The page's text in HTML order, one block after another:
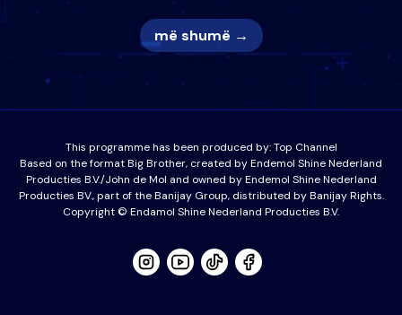
më shumë →
This programme has been produced by:Top Channel
Based on the format Big Brother, created by Endemol Shine Nederland
Producties B.V./John de Mol and owned by Endemol Shine Nederland
Producties BV., part of the Banijay Group, distributed by Banijay Rights.
Copyright © Endamol Shine Nederland Producties B.V.